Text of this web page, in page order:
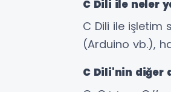
C Dili ile neler
C Dili ile işletim
(Arduino vb.),
C Dili'nin diğer